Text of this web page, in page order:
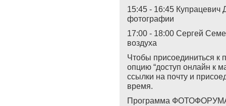
15:45 - 16:45 Купрацевич
фотографии
17:00 - 18:00 Сергей
воздуха
Чтобы присоединиться к
опцию “доступ онлайн к
ссылки на почту и
время.
Программа